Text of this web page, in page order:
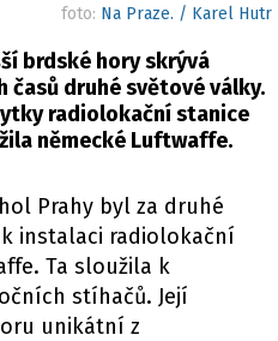
foto: Na Praze. / Karel Hutr
brdské hory skrývá
druhé světové války.
radiolokační stanice
německé Luftwaffe.
Prahy byl za druhé
instalaci radiolokační
Ta sloužila k
stíhačů. Její
unikátní z